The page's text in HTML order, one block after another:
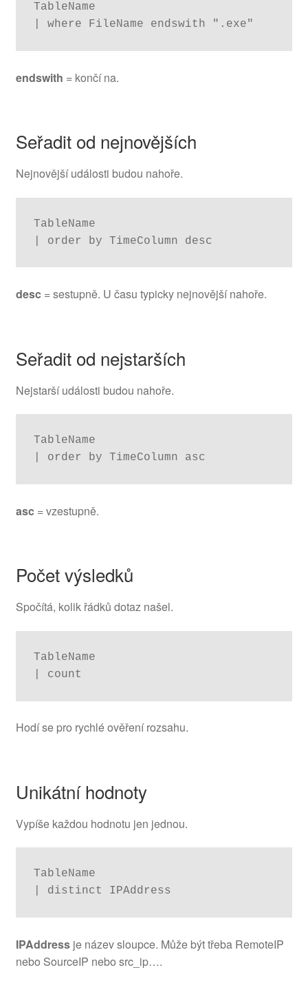
TableName
| where FileName endswith ".exe"
endswith = končí na.
Seřadit od nejnovějších
Nejnovější události budou nahoře.
TableName
| order by TimeColumn desc
desc = sestupně. U času typicky nejnovější nahoře.
Seřadit od nejstarších
Nejstarší události budou nahoře.
TableName
| order by TimeColumn asc
asc = vzestupně.
Počet výsledků
Spočítá, kolik řádků dotaz našel.
TableName
| count
Hodí se pro rychlé ověření rozsahu.
Unikátní hodnoty
Vypíše každou hodnotu jen jednou.
TableName
| distinct IPAddress
IPAddressje název sloupce. Může být třeba RemoteIP
nebo SourceIP nebo src_ip….